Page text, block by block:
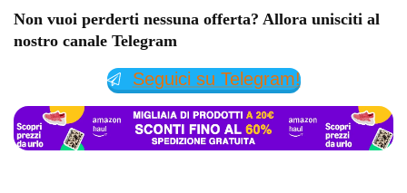
Non vuoi perderti nessuna offerta? Allora unisciti al
nostro canale Telegram
Seguici su Telegram!